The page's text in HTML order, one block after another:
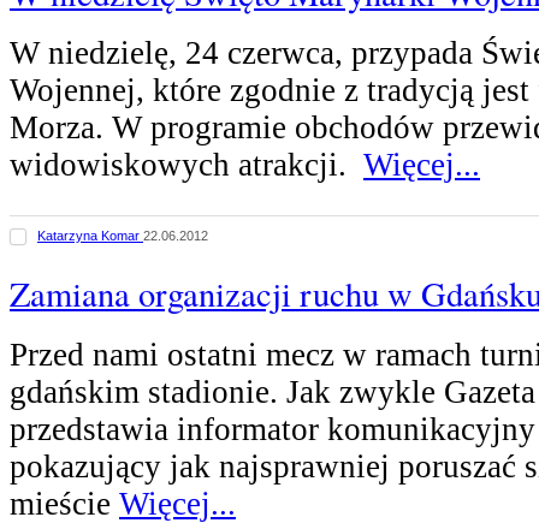
W niedzielę, 24 czerwca, przypada
Wojennej, które zgodnie z tradycją jest
Morza. W programie obchodów
widowiskowych atrakcji. Więcej...
Katarzyna Komar 22.06.2012
Zamiana organizacji ruchu w
Przed nami ostatni mecz w ramach
gdańskim stadionie. Jak zwykle
przedstawia informator
pokazujący jak najsprawniej poruszać
mieście Więcej...